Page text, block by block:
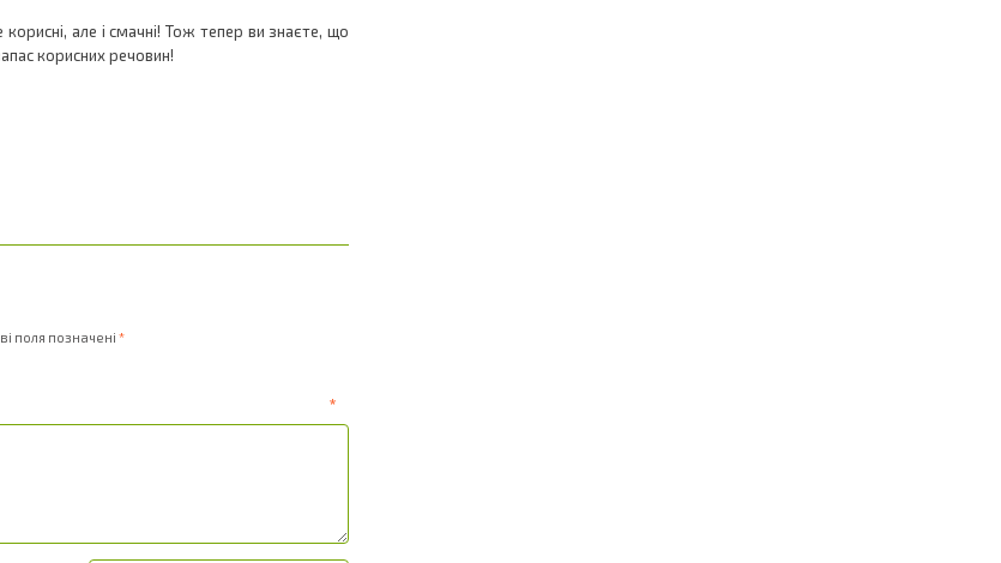
але і смачні! Тож тепер ви знаєте, що
корисних речовин!
поля позначені *
*